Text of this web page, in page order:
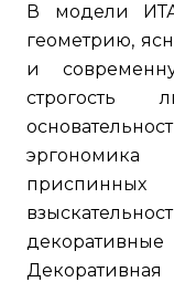
В модели
геометрию,
и
строгость
эргономика